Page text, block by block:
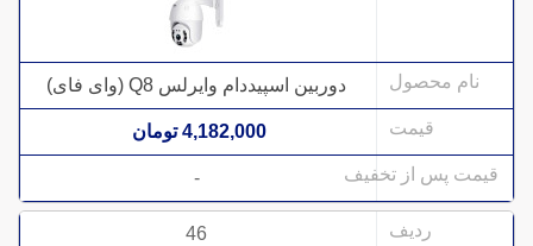
دوربین اسپیددام وایرلس Q8 (وای فای)
4,182,000 تومان
-
46